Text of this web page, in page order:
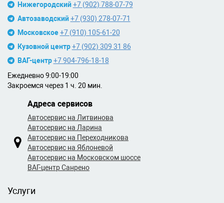
Нижегородский +7 (902) 788-07-79
Автозаводский +7 (930) 278-07-71
Московское +7 (910) 105-61-20
Кузовной центр +7 (902) 309 31 86
ВАГ-центр +7 904-796-18-18
Ежедневно 9:00-19:00
Закроемся через 1 ч. 20 мин.
Адреса сервисов
Автосервис на Литвинова
Автосервис на Ларина
Автосервис на Переходникова
Автосервис на Яблоневой
Автосервис на Московском шоссе
ВАГ-центр Санрено
Услуги